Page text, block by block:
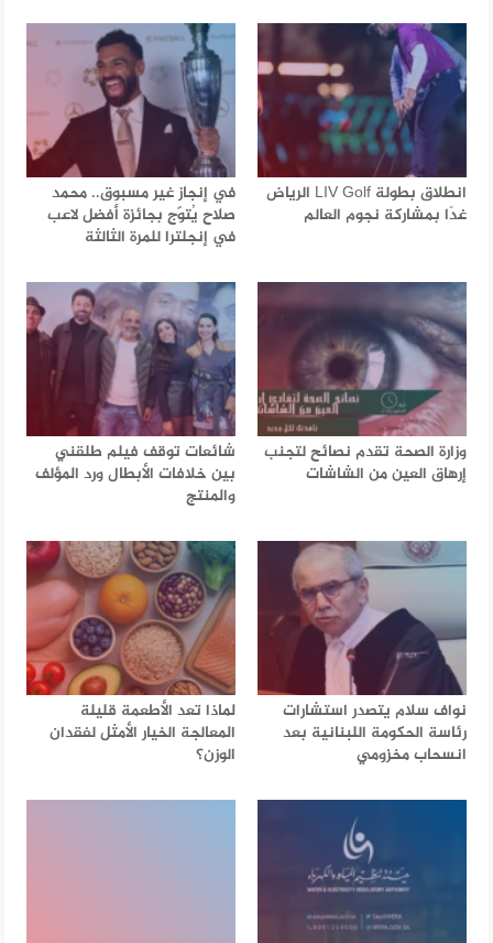
انطلاق بطولة LIV Golf الرياض
غدًا بمشاركة نجوم العالم
في إنجاز غير مسبوق.. محمد
صلاح يُتوّج بجائزة أفضل لاعب
في إنجلترا للمرة الثالثة
وزارة الصحة تقدم نصائح لتجنب
إرهاق العين من الشاشات
شائعات توقف فيلم طلقني
بين خلافات الأبطال ورد المؤلف
والمنتج
نواف سلام يتصدر استشارات
رئاسة الحكومة اللبنانية بعد
انسحاب مخزومي
لماذا تعد الأطعمة قليلة
المعالجة الخيار الأمثل لفقدان
الوزن؟